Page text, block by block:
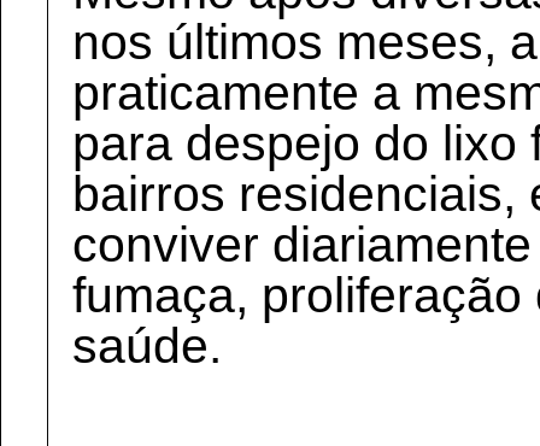
nos últimos meses,
praticamente a
para despejo do lixo
bairros residenciais,
conviver
fumaça,
saúde.